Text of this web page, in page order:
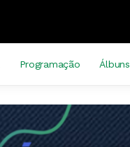
Programação Álbuns